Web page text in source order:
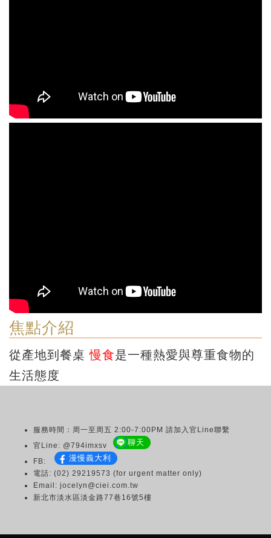
焦點介紹
從產地到餐桌慢食是一種熱愛與尊重食物的
生活態度
服務時間：周一至周五 2:00-7:00PM 請加入官Line聯繫
官Line: @794imxsv
聊天
FB: 漫慢義大利
電話: (02) 29219573 (for urgent matter only)
Email: jocelyn@ciei.com.tw
新北市淡水區淡金路77巷16號5樓